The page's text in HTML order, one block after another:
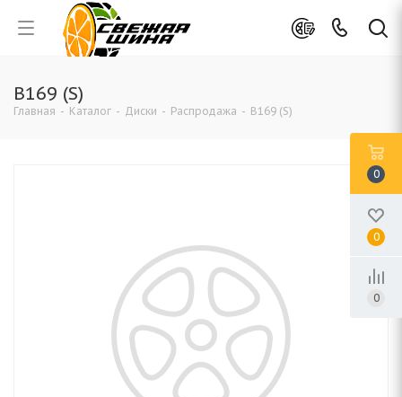
B169 (S)
Главная - Каталог - Диски - Распродажа - B169 (S)
0
0
0